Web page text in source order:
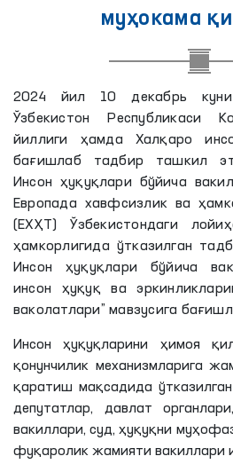
муҳокама
2024 йил 10 декабрь
Ўзбекистон Республикаси
йиллиги ҳамда Халқаро
бағишлаб тадбир ташкил
Инсон ҳуқуқлари бўйича
Европада хавфсизлик ва
(ЕХҲТ) Ўзбекистондаги
ҳамкорлигида ўтказилган
Инсон ҳуқуқлари бўйича
инсон ҳуқуқ ва
ваколатлари” мавзусига